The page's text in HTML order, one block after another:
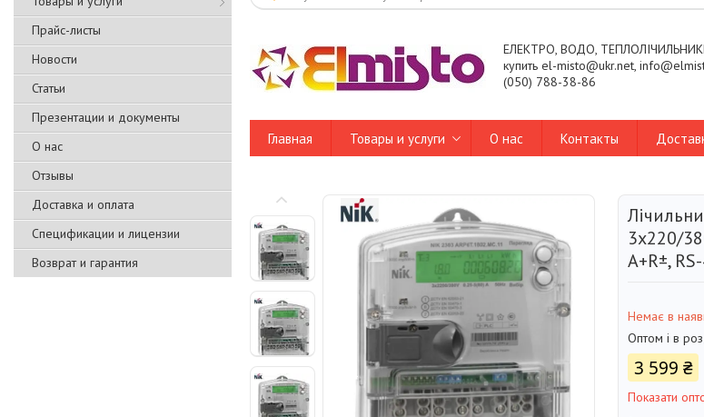
Прайс-листы
Новости
Статьи
Презентации и документы
О нас
Отзывы
Доставка и оплата
Спецификации и лицензии
Возврат и гарантия
ЕЛЕКТРО, ВОДО,
купить el-misto@ukr.net,
(050) 788-38-86
Главная Товары и услуги О нас Контакты
3x220/
А+R±,
Немає в
Оптом і в
3 599 ₴
Показати